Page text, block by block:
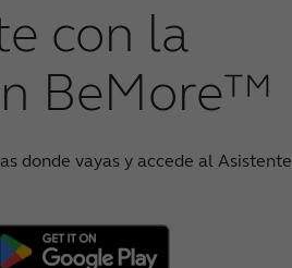
con la
BeMore™
donde vayas y accede al Asistente